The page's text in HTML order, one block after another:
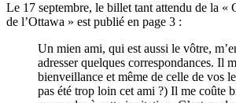
Le 17 septembre, le billet tant attendu de la «
de l’Ottawa » est publié en page 3 :
Un mien ami, qui est aussi le vôtre,
adresser quelques correspondances. Il
bienveillance et même de celle de vos
pas été trop loin cet ami ?) Il me coûte